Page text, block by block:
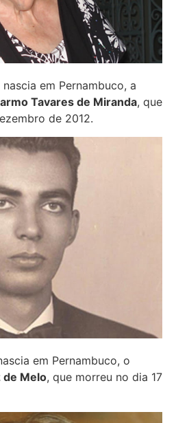
em Pernambuco, a
Tavares de Miranda, que
de 2012.
em Pernambuco, o
de Melo, que morreu no dia 17